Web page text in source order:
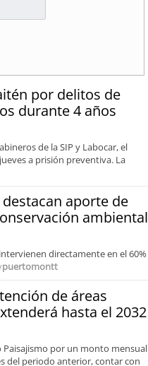
por delitos de
durante 4 años
de la SIP y Labocar, el
a prisión preventiva. La
aporte de
ambiental
directamente en el 60%
puertomontt
de áreas
hasta el 2032
Paisajismo por un monto mensual
del periodo anterior, contar con